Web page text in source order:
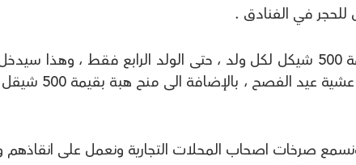
للحجر في الفنادق .
- قررت مع وزير المالية منح هبة مالية بقيمة 500 شيكل لكل ولد ، حتى الولد الرابع فقط ، وهذا
حسابات المواطنين دون أي تعبئة استمارة عشية عيد
صرخات اصحاب المحلات التجارية ونعمل على انقاذهم